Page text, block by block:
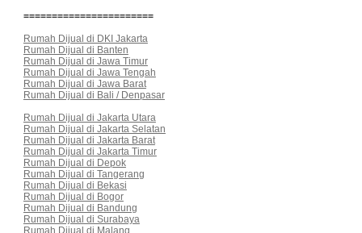
=======================
Rumah Dijual di DKI Jakarta
Rumah Dijual di Banten
Rumah Dijual di Jawa Timur
Rumah Dijual di Jawa Tengah
Rumah Dijual di Jawa Barat
Rumah Dijual di Bali / Denpasar
Rumah Dijual di Jakarta Utara
Rumah Dijual di Jakarta Selatan
Rumah Dijual di Jakarta Barat
Rumah Dijual di Jakarta Timur
Rumah Dijual di Depok
Rumah Dijual di Tangerang
Rumah Dijual di Bekasi
Rumah Dijual di Bogor
Rumah Dijual di Bandung
Rumah Dijual di Surabaya
Rumah Dijual di Malang